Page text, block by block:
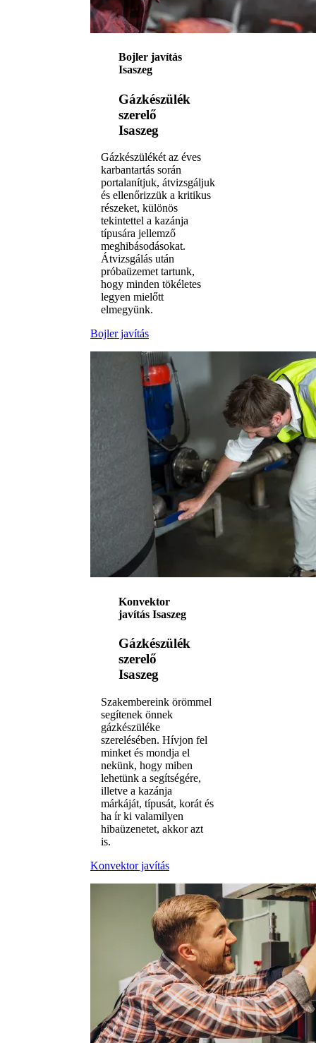
Bojler javítás
Isaszeg
Gázkészülék
szerelő
Isaszeg
Gázkészülékét az éves
karbantartás során
portalanítjuk, átvizsgáljuk
és ellenőrizzük a kritikus
részeket, különös
tekintettel a kazánja
típusára jellemző
meghibásodásokat.
Átvizsgálás után
próbaüzemet tartunk,
hogy minden tökéletes
legyen mielőtt
elmegyünk.
Bojler javítás
Konvektor
javítás Isaszeg
Gázkészülék
szerelő
Isaszeg
Szakembereink örömmel
segítenek önnek
gázkészüléke
szerelésében. Hívjon fel
minket és mondja el
nekünk, hogy miben
lehetünk a segítségére,
illetve a kazánja
márkáját, típusát, korát és
ha ír ki valamilyen
hibaüzenetet, akkor azt
is.
Konvektor javítás